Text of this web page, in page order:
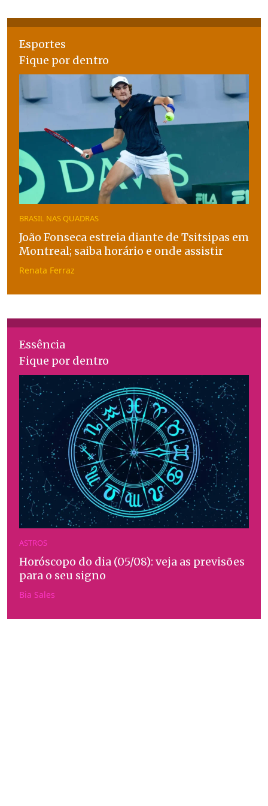
Esportes
Fique por dentro
BRASIL NAS QUADRAS
João Fonseca estreia diante de Tsitsipas em
Montreal; saiba horário e onde assistir
Renata Ferraz
Essência
Fique por dentro
ASTROS
Horóscopo do dia (05/08): veja as previsões
para o seu signo
Bia Sales